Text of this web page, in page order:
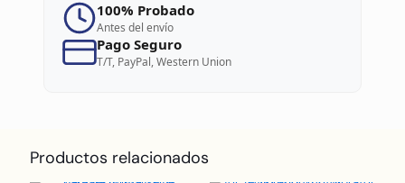
100% Probado
Antes del envío
Pago Seguro
T/T, PayPal, Western Union
Productos relacionados